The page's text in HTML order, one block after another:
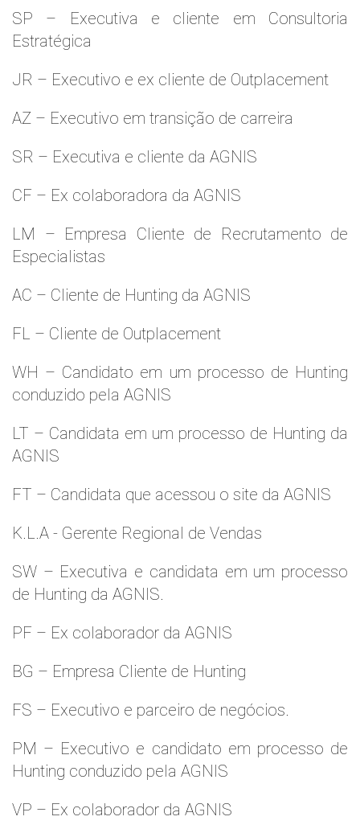
SP – Executiva e cliente em Consultoria
Estratégica
JR – Executivo e ex cliente de Outplacement
AZ – Executivo em transição de carreira
SR – Executiva e cliente da AGNIS
CF – Ex colaboradora da AGNIS
LM – Empresa Cliente de Recrutamento de
Especialistas
AC – Cliente de Hunting da AGNIS
FL – Cliente de Outplacement
WH – Candidato em um processo de Hunting
conduzido pela AGNIS
LT – Candidata em um processo de Hunting da
AGNIS
FT – Candidata que acessou o site da AGNIS
K.L.A - Gerente Regional de Vendas
SW – Executiva e candidata em um processo
de Hunting da AGNIS.
PF – Ex colaborador da AGNIS
BG – Empresa Cliente de Hunting
FS – Executivo e parceiro de negócios.
PM – Executivo e candidato em processo de
Hunting conduzido pela AGNIS
VP – Ex colaborador da AGNIS